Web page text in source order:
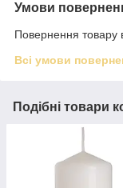
Умови
Повернення товару
Всі умови
Подібні товари